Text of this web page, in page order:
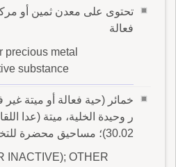
تحتوى على معدن ثمين أو
فعالة
precious metal
substance
خمائر (حية فعالة أو ميتة غير
ر وحيدة الخلية، ميتة (عدا
30.02)؛ مساحيق محضرة للتخمير
INACTIVE); OTHER